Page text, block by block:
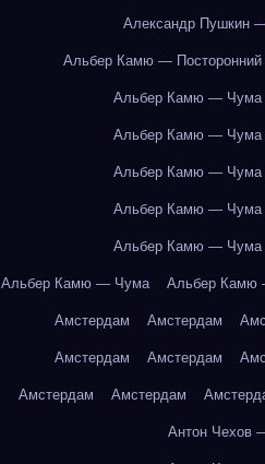
Александр Пушкин
Альбер Камю — Посторонний
Альбер Камю — Чума
Альбер Камю — Чума
Альбер Камю — Чума
Альбер Камю — Чума
Альбер Камю — Чума
Альбер Камю — Чума Альбер Камю
Амстердам Амстердам
Амстердам Амстердам
Амстердам Амстердам
Антон Чехов